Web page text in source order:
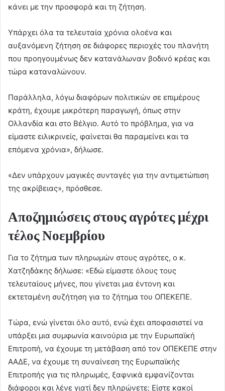
κάνει με την προσφορά και τη ζήτηση.
Υπάρχει όλα τα τελευταία χρόνια ολοένα και
αυξανόμενη ζήτηση σε διάφορες περιοχές του πλανήτη
που προηγουμένως δεν κατανάλωναν βοδινό κρέας και
τώρα καταναλώνουν.
Παράλληλα, λόγω διαφόρων πολιτικών σε επιμέρους
κράτη, έχουμε μικρότερη παραγωγή, όπως στην
Ολλανδία και στο Βέλγιο. Αυτό το πρόβλημα, για να
είμαστε ειλικρινείς, φαίνεται θα παραμείνει και τα
επόμενα χρόνια», δήλωσε.
«Δεν υπάρχουν μαγικές συνταγές για την αντιμετώπιση
της ακρίβειας», πρόσθεσε.
Αποζημιώσεις στους αγρότες μέχρι
τέλος Νοεμβρίου
Για το ζήτημα των πληρωμών στους αγρότες, ο κ.
Χατζηδάκης δήλωσε: «Εδώ είμαστε όλους τους
τελευταίους μήνες, που γίνεται μια έντονη και
εκτεταμένη συζήτηση για το ζήτημα του ΟΠΕΚΕΠΕ.
Τώρα, ενώ γίνεται όλο αυτό, ενώ έχει αποφασιστεί να
υπάρξει μια συμφωνία καινούρια με την Ευρωπαϊκή
Επιτροπή, να έχουμε τη μετάβαση από τον ΟΠΕΚΕΠΕ στην
ΑΑΔΕ, να έχουμε τη συναίνεση της Ευρωπαϊκής
Επιτροπής για τις πληρωμές, ξαφνικά εμφανίζονται
διάφοροι και λένε γιατί δεν πληρώνετε; Είστε κακοί